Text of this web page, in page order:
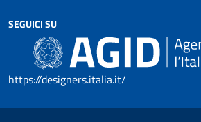
SEGUICI SU
https://designers.italia.it/